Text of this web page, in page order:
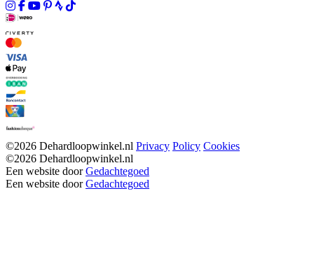
©2026 Dehardloopwinkel.nl Privacy Policy Cookies
©2026 Dehardloopwinkel.nl
Een website doorGedachtegoed
Een website doorGedachtegoed